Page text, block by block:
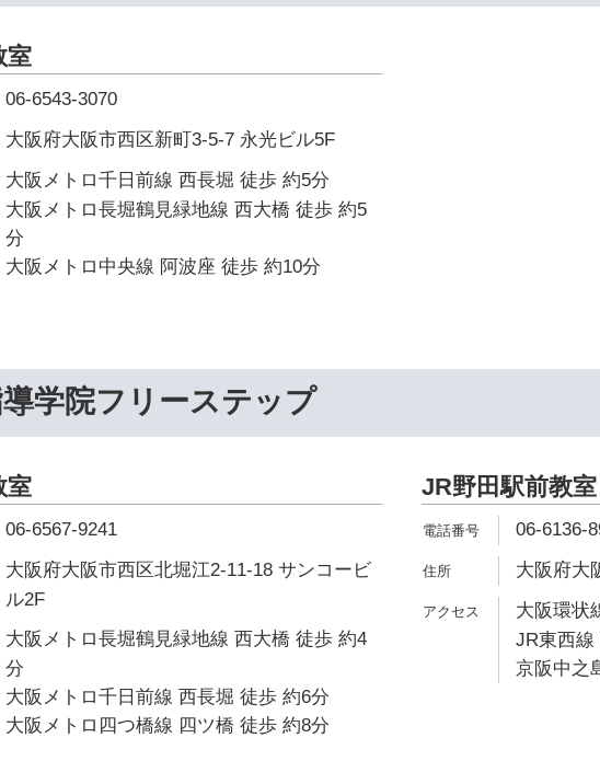
室
06-6543-3070
大阪府大阪市西区新町3-5-7 永光ビル5F
大阪メトロ千日前線 西長堀 徒歩 約5分
大阪メトロ長堀鶴見緑地線 西大橋 徒歩 約5
分
大阪メトロ中央線 阿波座 徒歩 約10分
学院フリーステップ
室
06-6567-9241
大阪府大阪市西区北堀江2-11-18 サンコービ
ル2F
大阪メトロ長堀鶴見緑地線 西大橋 徒歩 約4
分
大阪メトロ千日前線 西長堀 徒歩 約6分
大阪メトロ四つ橋線 四ツ橋 徒歩 約8分
JR野田駅前教室
06-6136-
大阪府大
大阪環状
JR東西線
京阪中之